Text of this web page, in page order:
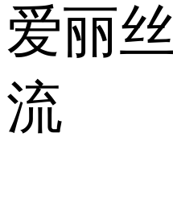
爱丽丝
流